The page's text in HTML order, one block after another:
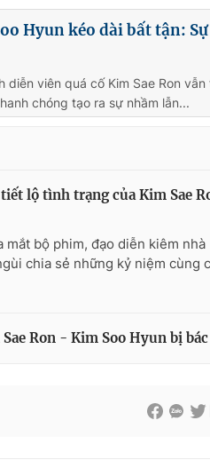
Hyun kéo dài bất tận:
viên quá cố Kim Sae Ron vẫn
chóng tạo ra sự nhầm lẫn...
lộ tình trạng của Kim Sae
bộ phim, đạo diễn kiêm nhà
chia sẻ những kỷ niệm cùng
Ron - Kim Soo Hyun bị